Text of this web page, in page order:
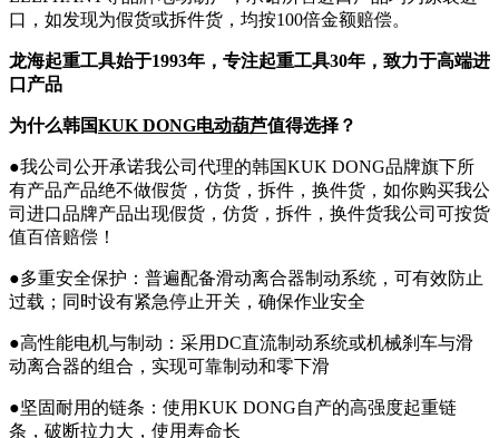
口，如发现为假货或拆件货，均按100倍金额赔偿。
龙海起重工具始于1993年，专注起重工具30年 ， 致力于高端进
口 产品
为什么韩国KUK DONG电动葫芦值得选择？
●我公司公开承诺我公司代理的韩国KUK DONG品牌旗下所
有产品产品绝不做假货，仿货，拆件，换件货，如你购买我公
司进口品牌产品出现假货，仿货，拆件，换件货我公司可按货
值百倍赔偿！
●多重安全保护：普遍配备滑动离合器制动系统，可有效防止
过载；同时设有紧急停止开关，确保作业安全
●高性能电机与制动：采用DC直流制动系统或机械刹车与滑
动离合器的组合，实现可靠制动和零下滑
●坚固耐用的链条：使用KUK DONG自产的高强度起重链
条，破断拉力大，使用寿命长